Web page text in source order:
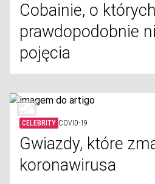
Cobainie, o których
prawdopodobnie
pojęcia
CELEBRITY COVID-19
Gwiazdy, które
koronawirusa